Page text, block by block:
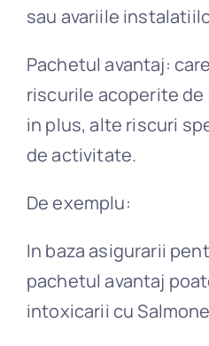
sau avariile
Pachetul avantaj:
riscurile acoperite
in plus, alte riscuri
de activitate.
De exemplu:
In baza asigurarii
pachetul avantaj
intoxicarii cu